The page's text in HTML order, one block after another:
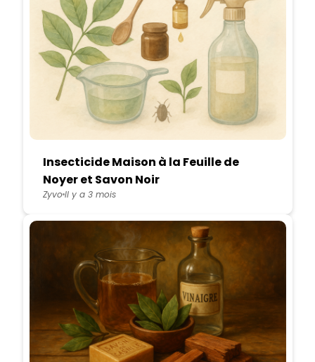
Insecticide Maison à la Feuille de
Noyer et Savon Noir
ZyvoIl y a 3 mois